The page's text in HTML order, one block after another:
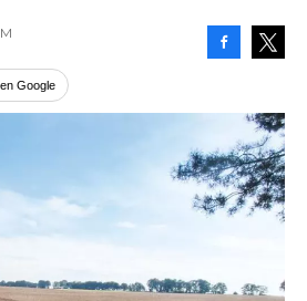
Google